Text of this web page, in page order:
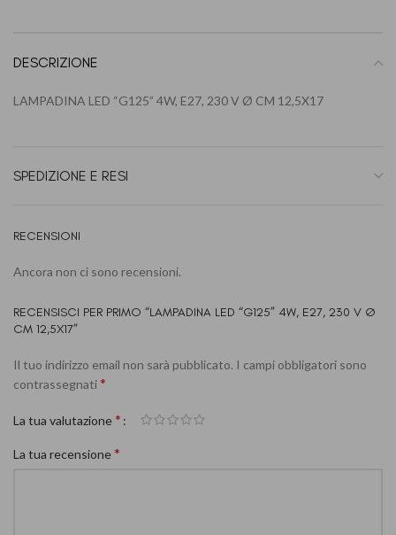
DESCRIZIONE
LAMPADINA LED “G125” 4W, E27, 230 V Ø CM 12,5X17
SPEDIZIONE E RESI
RECENSIONI
Ancora non ci sono recensioni.
RECENSISCI PER PRIMO “LAMPADINA LED “G125” 4W, E27, 230 V Ø
CM 12,5X17”
Il tuo indirizzo email non sarà pubblicato. I campi obbligatori sono
contrassegnati*
La tua valutazione*
La tua recensione*